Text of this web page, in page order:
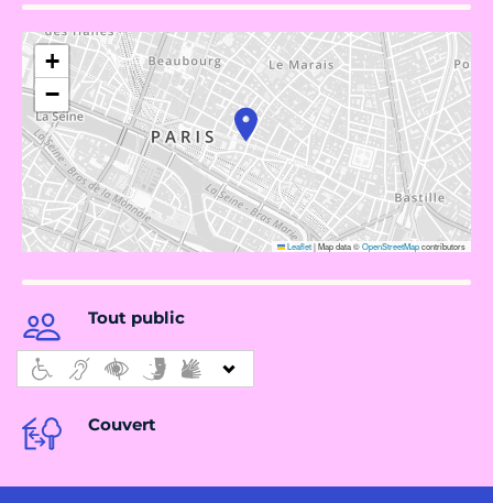
+
−
Leaflet|Map data ©OpenStreetMapcontributors
Tout public
Couvert